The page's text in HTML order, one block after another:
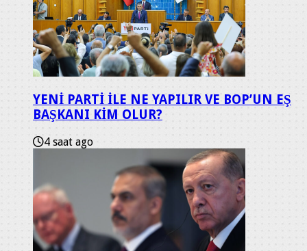
YENİ PARTİ İLE NE YAPILIR VE BOP’UN EŞ
BAŞKANI KİM OLUR?
4 saat ago